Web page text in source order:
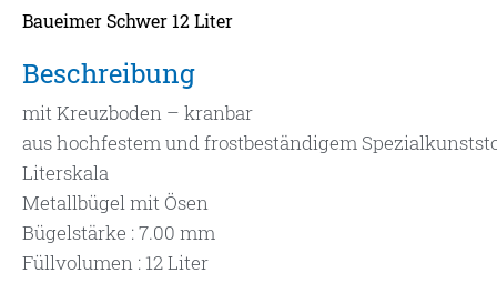
Baueimer Schwer 12 Liter
Beschreibung
mit Kreuzboden – kranbar
aus hochfestem und frostbeständigem
Literskala
Metallbügel mit Ösen
Bügelstärke : 7.00 mm
Füllvolumen : 12 Liter